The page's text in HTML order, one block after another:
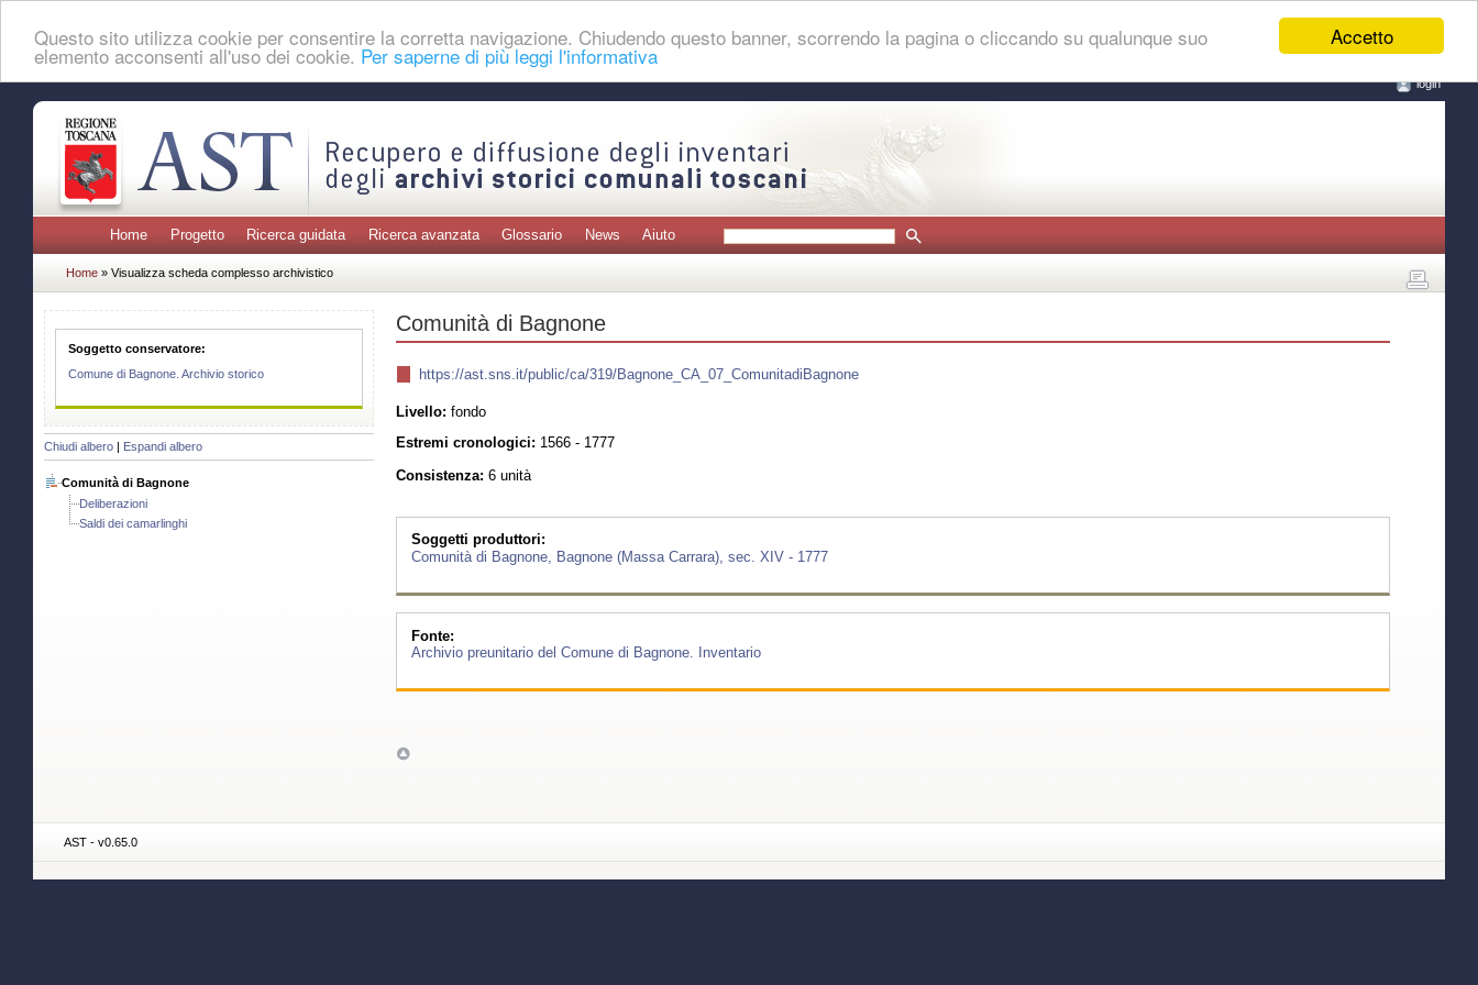
Accetto
Questo sito utilizza cookie per consentire la corretta navigazione. Chiudendo questo banner, scorrendo la pagina o cliccando su qualunque suo
elemento acconsenti all'uso dei cookie. Per saperne di più leggi l'informativa
login
Home Progetto Ricerca guidata Ricerca avanzata Glossario News Aiuto
Home » Visualizza scheda complesso archivistico
Soggetto conservatore:
Comune di Bagnone. Archivio storico
Chiudi albero Espandi albero
Comunità di Bagnone
Deliberazioni
Saldi dei camarlinghi
Comunità di Bagnone
https://ast.sns.it/public/ca/319/Bagnone_CA_07_ComunitadiBagnone
Livello: fondo
Estremi cronologici: 1566 - 1777
Consistenza: 6 unità
Soggetti produttori:
Comunità di Bagnone, Bagnone (Massa Carrara), sec. XIV - 1777
Fonte:
Archivio preunitario del Comune di Bagnone. Inventario
AST - v0.65.0